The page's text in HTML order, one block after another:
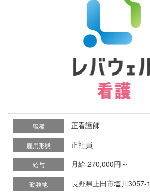
職種 正看護師
雇用形態 正社員
給与 月給 270,000円～
勤務地 長野県上田市塩川3057-1